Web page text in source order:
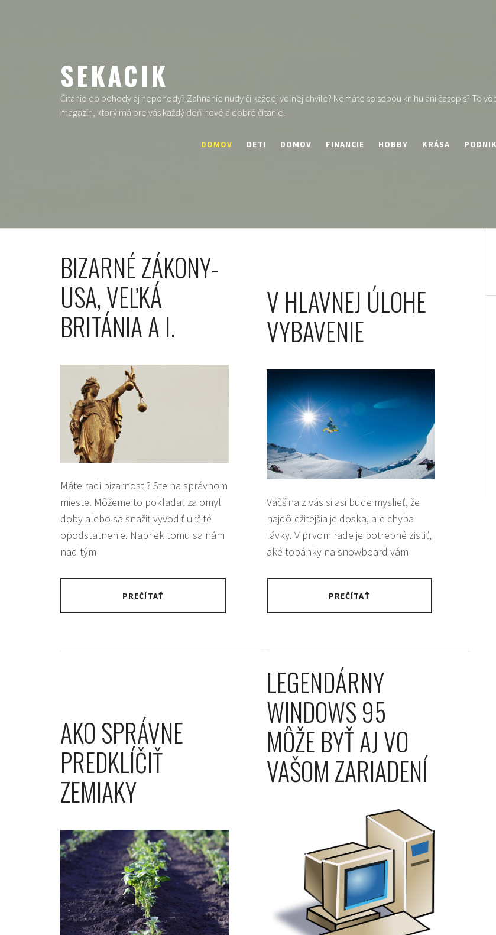
SEKACIK
Čítanie do pohody aj nepohody? Zahnanie nudy či každej voľnej chvíle? Nemáte so sebou knihu ani časopis? To
magazín, ktorý má pre vás každý deň nové a dobré čítanie.
DOMOV DETI DOMOV FINANCIE HOBBY KRÁSA
BIZARNÉ ZÁKONY-
USA, VEĽKÁ
BRITÁNIA A I.
Máte radi bizarnosti? Ste na správnom
mieste. Môžeme to pokladať za omyl
doby alebo sa snažiť vyvodiť určité
opodstatnenie. Napriek tomu sa nám
nad tým
PREČÍTAŤ
V HLAVNEJ ÚLOHE
VYBAVENIE
Väčšina z vás si asi bude myslieť, že
najdôležitejšia je doska, ale chyba
lávky. V prvom rade je potrebné zistiť,
aké topánky na snowboard vám
PREČÍTAŤ
AKO SPRÁVNE
PREDKLÍČIŤ
ZEMIAKY
LEGENDÁRNY
WINDOWS 95
MÔŽE BYŤ AJ VO
VAŠOM ZARIADENÍ